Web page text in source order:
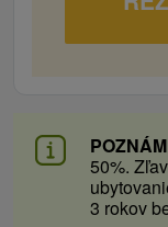
50%.
3 rokov